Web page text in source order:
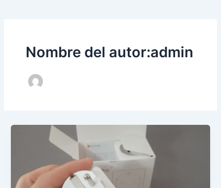
Nombre del autor:admin